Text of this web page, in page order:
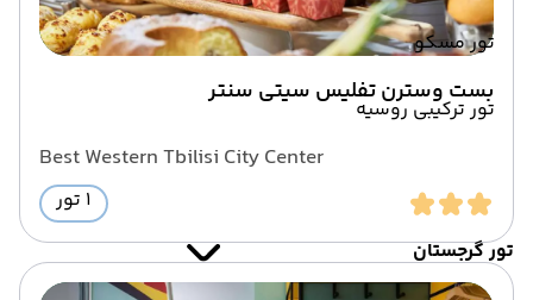
تور مسکو
تور ترکیبی روسیه
تور گرجستان
بست وسترن تفلیس سیتی سنتر
Best Western Tbilisi City Center
1 تور